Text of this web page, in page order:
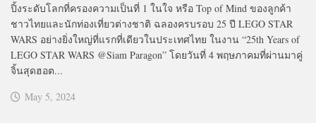
ปิ้งระดับโลกที่ครองความเป็นที่ 1 ในใจ หรือ Top of Mind ของลูกค้า
ชาวไทยและนักท่องเที่ยวต่างชาติ ฉลองครบรอบ 25 ปี LEGO STAR
WARS อย่างยิ่งใหญ่ที่แรกที่เดียวในประเทศไทย ในงาน “25th Years of
LEGO STAR WARS @Siam Paragon” โดยวันที่ 4 พฤษภาคมที่ผ่านมาคู่
จิ้นสุดฮอต...
May 5, 2024